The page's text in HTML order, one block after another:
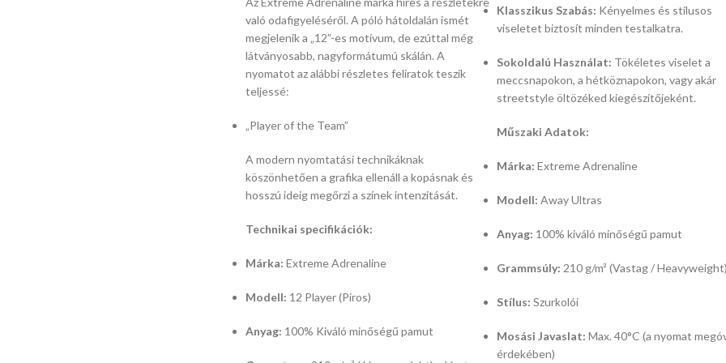
való odafigyeléséről. A póló hátoldalán ismét
megjelenik a „12”-es motívum, de ezúttal még
látványosabb, nagyformátumú skálán. A
nyomatot az alábbi részletes feliratok teszik
teljessé:
„Player of the Team”
A modern nyomtatási technikáknak
köszönhetően a grafika ellenáll a kopásnak és
hosszú ideig megőrzi a színek intenzitását.
Technikai specifikációk:
Márka: Extreme Adrenaline
Modell: 12 Player (Piros)
Anyag: 100% Kiváló minőségű pamut
Klasszikus Szabás: Kényelmes és stílusos
viseletet biztosít minden testalkatra.
Sokoldalú Használat: Tökéletes viselet a
meccsnapokon, a hétköznapokon, vagy akár
streetstyle öltözéked kiegészítőjeként.
Műszaki Adatok:
Márka: Extreme Adrenaline
Modell: Away Ultras
Anyag: 100% kiváló minőségű pamut
Grammsúly: 210 g/m² (Vastag / Heavyweight)
Stílus: Szurkolói
Mosási Javaslat: Max. 40°C (a nyomat
érdekében)